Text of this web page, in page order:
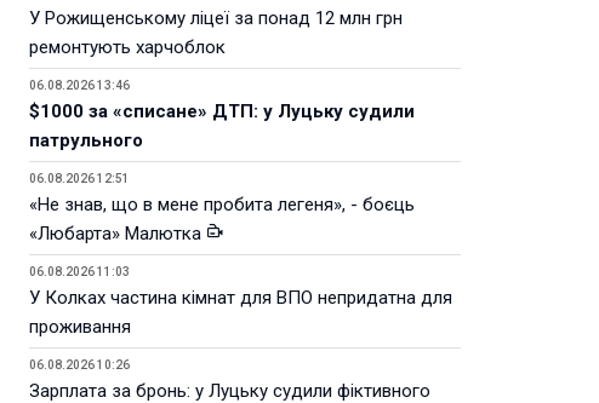
У Рожищенському ліцеї за понад 12 млн грн
ремонтують харчоблок
06.08.2026 13:46
$1000 за «списане» ДТП: у Луцьку судили
патрульного
06.08.2026 12:51
«Не знав, що в мене пробита легеня», - боєць
«Любарта» Малютка
06.08.2026 11:03
У Колках частина кімнат для ВПО непридатна для
проживання
06.08.2026 10:26
Зарплата за бронь: у Луцьку судили фіктивного